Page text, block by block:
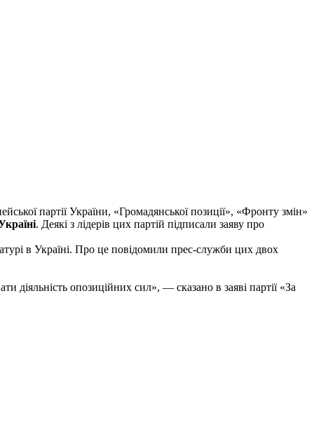
партії України, «Громадянської позиції», «Фронту змін»
. Деякі з лідерів цих партій підписали заяву про
в Україні. Про це повідомили прес-служби цих двох
діяльність опозиційних сил», — сказано в заяві партії «За